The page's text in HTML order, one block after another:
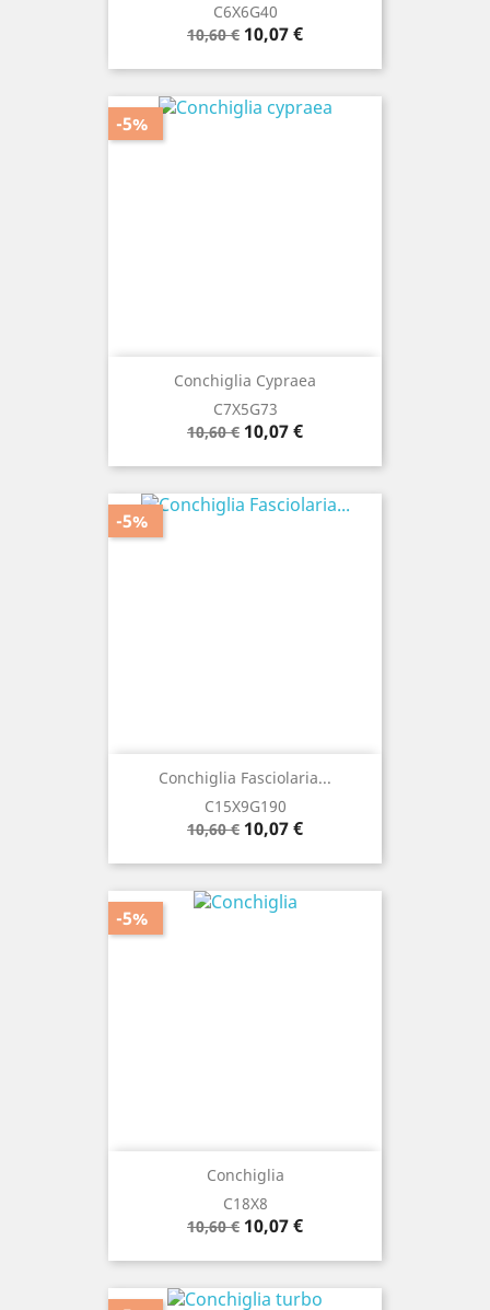
C6X6G40
Prezzo
10,60 € Prezzo
10,07 €
Conchiglia Cypraea
C7X5G73
Prezzo
10,60 € Prezzo
10,07 €
-5%
Conchiglia Fasciolaria...
C15X9G190
Prezzo
10,60 € Prezzo
10,07 €
-5%
Conchiglia
C18X8
Prezzo
10,60 € Prezzo
10,07 €
-5%